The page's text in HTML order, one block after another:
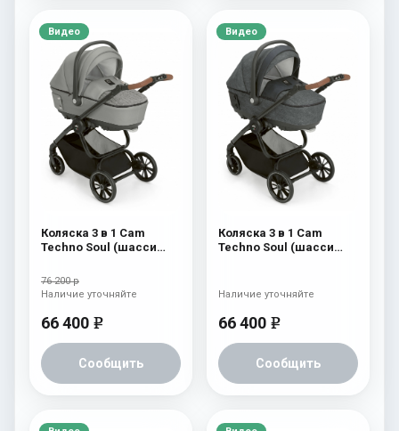
Видео
Коляска 3 в 1 Cam
Techno Soul (шасси
76 200 р
66 400 e
Сообщить
Наличие уточняйте
Видео
Коляска 3 в 1 Cam
Techno Soul (шасси
66 400 e
Сообщить
Наличие уточняйте